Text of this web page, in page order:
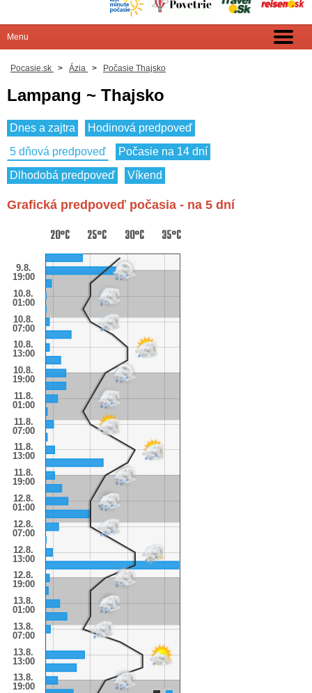
Pocasie.sk > Ázia > Počasie Thajsko
Lampang ~ Thajsko
Dnes a zajtra
Hodinová predpoveď
5 dňová predpoveď
Počasie na 14 dní
Dlhodobá predpoveď
Víkend
Grafická predpoveď počasia - na 5 dní
9.8.
19:00
10.8.
01:00
10.8.
07:00
10.8.
13:00
10.8.
19:00
11.8.
01:00
11.8.
07:00
11.8.
13:00
11.8.
19:00
12.8.
01:00
12.8.
07:00
12.8.
13:00
12.8.
19:00
13.8.
01:00
13.8.
07:00
13.8.
13:00
13.8.
19:00
20°C 25°C 30°C 35°C